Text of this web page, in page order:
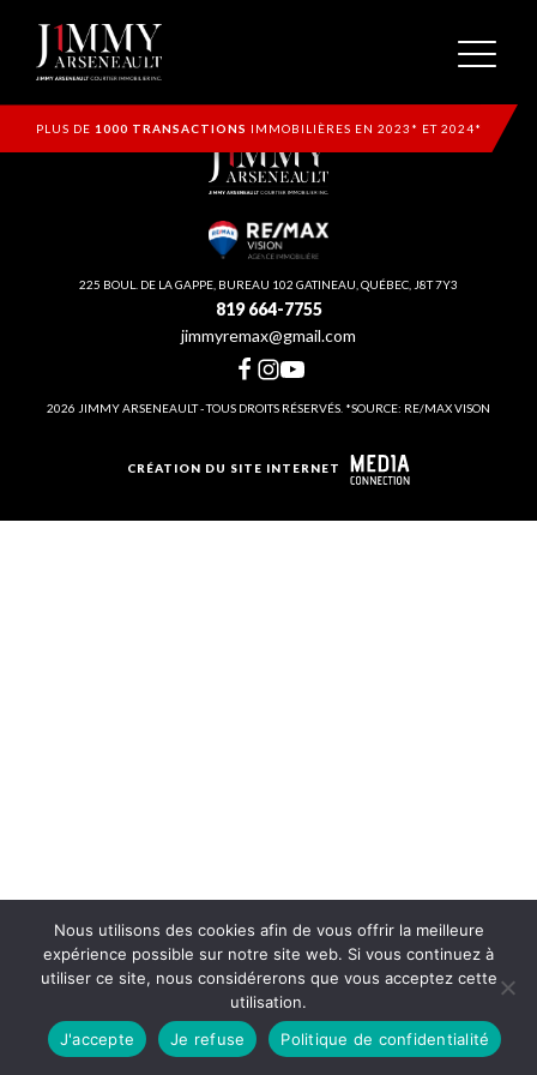
PLUS DE 1000 TRANSACTIONS IMMOBILIÈRES EN 2023* ET 2024*
225 BOUL. DE LA GAPPE, BUREAU 102 GATINEAU, QUÉBEC, J8T 7Y3
819 664-7755
jimmyremax@gmail.com
2026 JIMMY ARSENEAULT - TOUS DROITS RÉSERVÉS. *SOURCE: RE/MAX VISON
CRÉATION DU SITE INTERNET
Nous utilisons des cookies afin de vous offrir la meilleure
expérience possible sur notre site web. Si vous continuez à
utiliser ce site, nous considérerons que vous acceptez cette
utilisation.
J'accepte
Je refuse Politique de confidentialité